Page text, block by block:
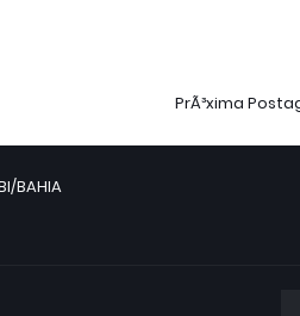
PrÃ³xima
BAHIA